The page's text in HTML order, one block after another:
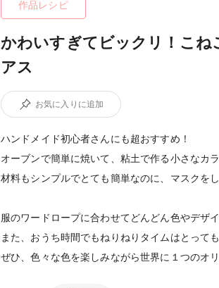
作品レシピ
かわいすぎてビックリ！こ
アス
お気に入りに追加
ハンドメイド初心者さんにも超おすすめ！
オーブンで簡単に焼いて、粘土で作る小さな
材料もシンプルでとても簡単なのに、マスク
服のワードロープに合わせてどんどん色やデ
また、おうち時間でもねりねりタイムはとっ
ぜひ、色々な色を楽しみながら世界に１つの